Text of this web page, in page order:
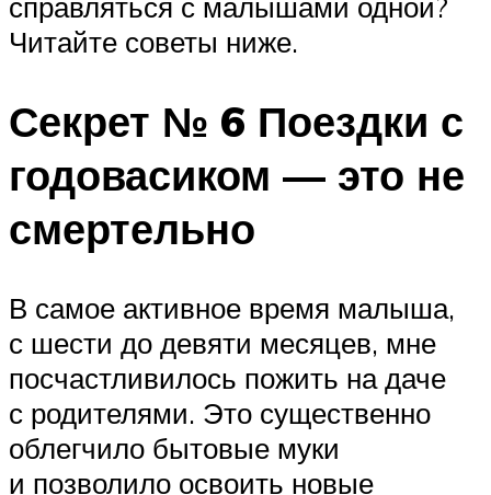
Читайте советы ниже.
Секрет № 6 Поездки с
годовасиком — это не
смертельно
В самое активное время малыша,
с шести до девяти месяцев, мне
посчастливилось пожить на даче
с родителями. Это существенно
облегчило бытовые муки
и позволило освоить новые